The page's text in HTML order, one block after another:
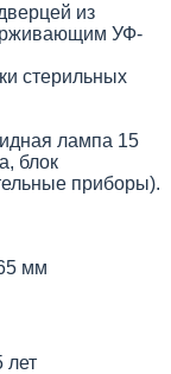
из
УФ-
стерильных
лампа 15
блок
приборы).
мм
лет